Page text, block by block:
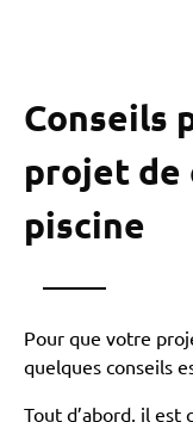
Conseils
projet de
piscine
Pour que votre
quelques conseils
Tout d’abord, il est